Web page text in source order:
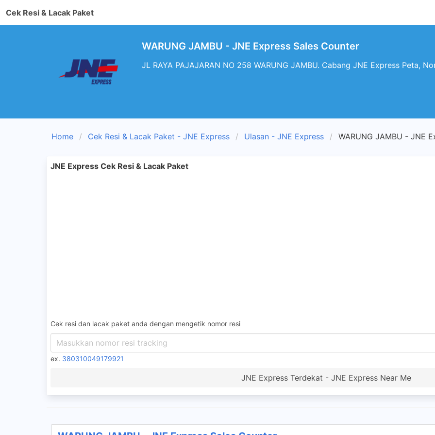
Cek Resi & Lacak Paket
WARUNG JAMBU - JNE Express Sales Counter
JL RAYA PAJAJARAN NO 258 WARUNG JAMBU. Cabang JNE Express Peta,
Home Cek Resi & Lacak Paket - JNE Express Ulasan - JNE Express WARUNG JAMBU - JNE
JNE Express Cek Resi & Lacak Paket
Cek resi dan lacak paket anda dengan mengetik nomor resi
ex. 380310049179921
JNE Express Terdekat - JNE Express Near Me